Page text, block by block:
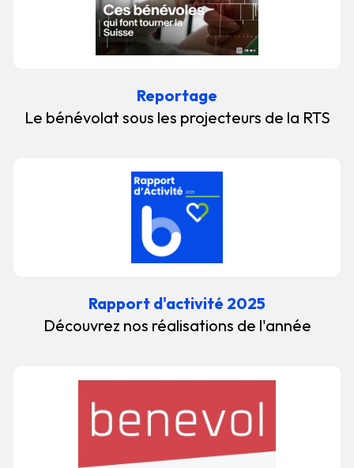
Reportage
Le bénévolat sous les projecteurs de la RTS
Rapport d'activité 2025
Découvrez nos réalisations de l'année